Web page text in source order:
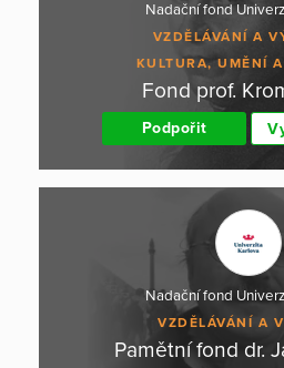
Nadační fond
VZDĚLÁVÁNÍ A
KULTURA, UMĚNÍ
Fond prof.
Podpořit
Nadační fond
VZDĚLÁVÁNÍ A
Pamětní fond dr.